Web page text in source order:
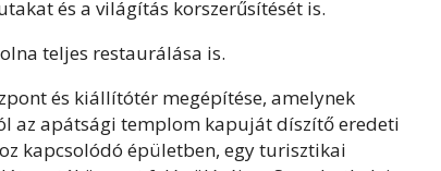
és a világítás korszerűsítését is.
teljes restaurálása is.
és kiállítótér megépítése, amelynek
az apátsági templom kapuját díszítő eredeti
kapcsolódó épületben, egy turisztikai